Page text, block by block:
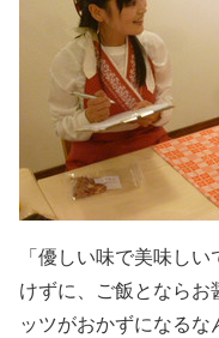
「優しい味で美味し
けずに、ご飯となら
ッツがおかずになる